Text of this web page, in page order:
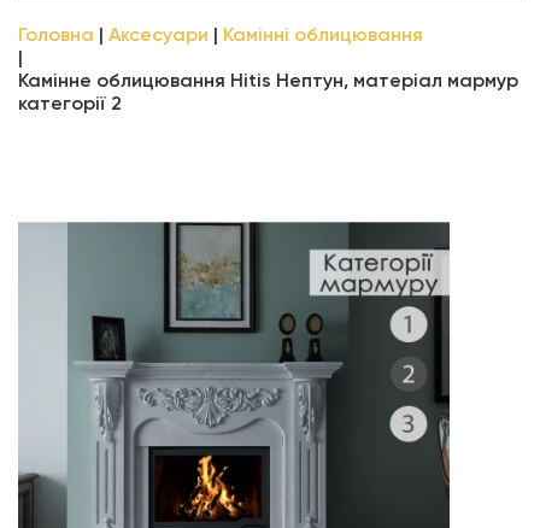
Головна Аксесуари Камінні облицювання
Камінне облицювання Hitis Нептун, матеріал мармур
категорії 2